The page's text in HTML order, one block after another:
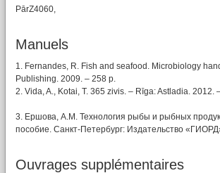
PārZ4060,
Manuels
1. Fernandes, R. Fish and seafood. Microbiology
Publishing. 2009. – 258 p.
2. Vida, A., Kotai, T. 365 zivis. – Rīga: Astladia. 2012.
3. Ершова, А.М. Технология рыбы и рыбных
пособие. Санкт-Петербург: Издательство
Ouvrages supplémentaires